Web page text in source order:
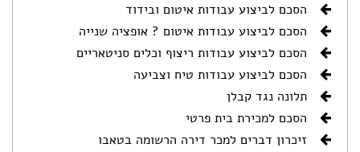
הסכם לביצוע עבודות איטום ובידוד
הסכם לביצוע עבודות איטום ? אופציה שנייה
הסכם לביצוע עבודות ריצוף וכלים סניטאריים
הסכם לביצוע עבודות טיח וצביעה
תלונה נגד קבלן
הסכם למכירת בית פרטי
זיכרון דברים למכר דירה הרשומה בטאבו